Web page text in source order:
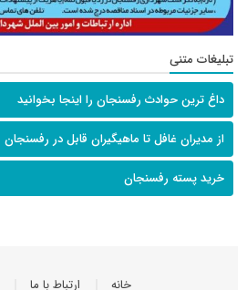
تبلیغات متنی
داغ ترین حوادث رفسنجان را اینجا بخوانید
از مدیران غافل تا ماهیگیران قابل در رفسنجان
خرید پسته رفسنجان
خانه ارتباط با ما